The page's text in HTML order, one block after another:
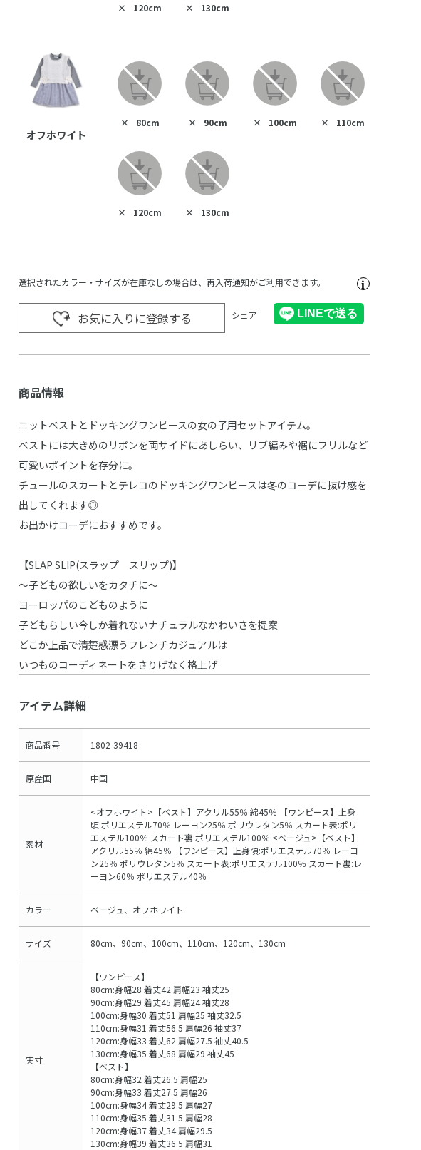
× 120cm × 130cm
オフホワイト
× 80cm × 90cm × 100cm × 110cm
× 120cm × 130cm
選択されたカラー・サイズが在庫なしの場合は、再入荷通知がご利用できます。
お気に入りに登録する シェア
商品情報
ニットベストとドッキングワンピースの女の子用セットアイテム。
ベストには大きめのリボンを両サイドにあしらい、リブ編みや裾にフリルなど
可愛いポイントを存分に。
チュールのスカートとテレコのドッキングワンピースは冬のコーデに抜け感を
出してくれます◎
お出かけコーデにおすすめです。
【SLAP SLIP(スラップ スリップ)】
～子どもの欲しいをカタチに～
ヨーロッパのこどものように
子どもらしい今しか着れないナチュラルなかわいさを提案
どこか上品で清楚感漂うフレンチカジュアルは
いつものコーディネートをさりげなく格上げ
アイテム詳細
商品番号 1802-39418
原産国 中国
素材
<オフホワイト>【ベスト】アクリル55％ 綿45％ 【ワンピース】上身
頃:ポリエステル70％ レーヨン25％ ポリウレタン5％ スカート表:ポリ
エステル100％ スカート裏:ポリエステル100％ <ベージュ>【ベスト】
アクリル55％ 綿45％ 【ワンピース】上身頃:ポリエステル70％ レーヨ
ン25％ ポリウレタン5％ スカート表:ポリエステル100％ スカート裏:レ
ーヨン60％ ポリエステル40％
カラー ベージュ、オフホワイト
サイズ 80cm、90cm、100cm、110cm、120cm、130cm
実寸
【ワンピース】
80cm:身幅28 着丈42 肩幅23 袖丈25
90cm:身幅29 着丈45 肩幅24 袖丈28
100cm:身幅30 着丈51 肩幅25 袖丈32.5
110cm:身幅31 着丈56.5 肩幅26 袖丈37
120cm:身幅33 着丈62 肩幅27.5 袖丈40.5
130cm:身幅35 着丈68 肩幅29 袖丈45
【ベスト】
80cm:身幅32 着丈26.5 肩幅25
90cm:身幅33 着丈27.5 肩幅26
100cm:身幅34 着丈29.5 肩幅27
110cm:身幅35 着丈31.5 肩幅28
120cm:身幅37 着丈34 肩幅29.5
130cm:身幅39 着丈36.5 肩幅31